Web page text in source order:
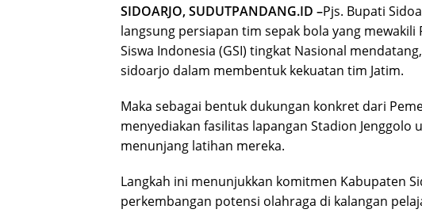
SIDOARJO, SUDUTPANDANG.ID –Pjs. Bupati
langsung persiapan tim sepak bola yang mewakili
Siswa Indonesia (GSI) tingkat Nasional
sidoarjo dalam membentuk kekuatan tim Jatim.
Maka sebagai bentuk dukungan konkret dari
menyediakan fasilitas lapangan Stadion
menunjang latihan mereka.
Langkah ini menunjukkan komitmen Kabupaten
perkembangan potensi olahraga di kalangan